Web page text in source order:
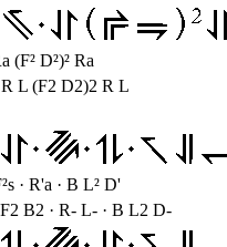
(F² D²)² Ra
L (F2 D2)2 R L
· R'a · B L² D'
B2 · R- L- · B L2 D-